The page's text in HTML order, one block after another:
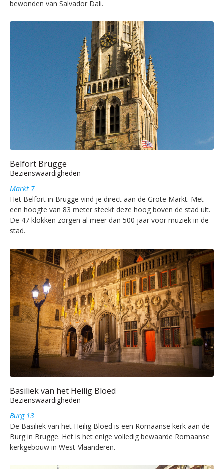
bewonden van Salvador Dali.
Belfort Brugge
Bezienswaardigheden
Markt 7
Het Belfort in Brugge vind je direct aan de Grote Markt. Met
een hoogte van 83 meter steekt deze hoog boven de stad uit.
De 47 klokken zorgen al meer dan 500 jaar voor muziek in de
stad.
Basiliek van het Heilig Bloed
Bezienswaardigheden
Burg 13
De Basiliek van het Heilig Bloed is een Romaanse kerk aan de
Burg in Brugge. Het is het enige volledig bewaarde Romaanse
kerkgebouw in West-Vlaanderen.